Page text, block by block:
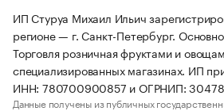
ИП Стуруа Михаил Ильич
регионе — г. Санкт-Петербург.
Торговля розничная фруктами и
специализированных магазинах. ИП
ИНН: 780700900857 и ОГРНИП:
Данные получены из публичных